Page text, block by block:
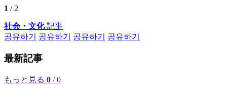
1 / 2
社会・文化記事
공유하기
공유하기 공유하기 공유하기
最新記事
もっと見る 0 / 0